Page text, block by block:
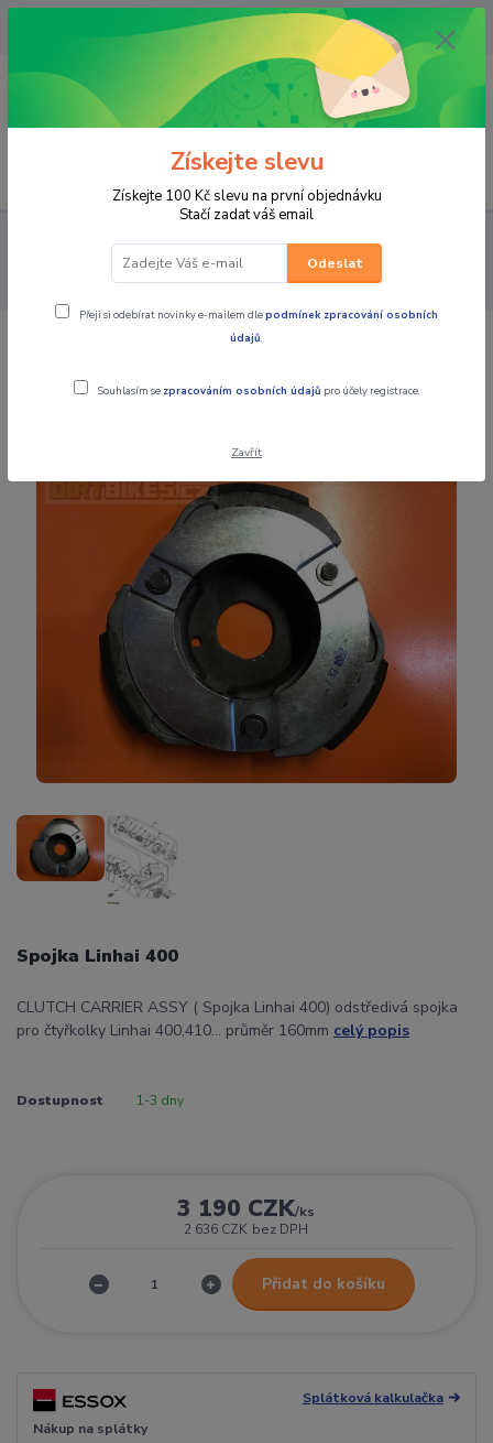
OPAVA 733537099/HLUČÍN
734541648/OLOMOUC 734593593
0,00 CZK
PRO STROJE NÁHRADNÍ DÍLY ČTYŘKOLKY
Náhradní díly
čtyřkolky LINHAI
Linhai 400, 420
25. CLUTCH CARRIER ASSY
160mm ( Spojka Linhai 400)
Spojka Linhai 400)
Spojka Linhai 400
CLUTCH CARRIER ASSY ( Spojka Linhai 400) odstředivá spojka
pro čtyřkolky Linhai 400,410... průměr 160mm celý popis
Dostupnost 1-3 dny
3 190 CZK/ks
2 636 CZK bez DPH
Přidat do košíku
Splátková kalkulačka
Nákup na splátky
Získejte slevu
Získejte 100 Kč slevu na první objednávku
Stačí zadat váš email
Odeslat
Přeji si odebírat novinky e-mailem dlepodmínek zpracování osobních
údajů.
Souhlasím se zpracováním osobních údajů pro účely registrace.
Zavřít